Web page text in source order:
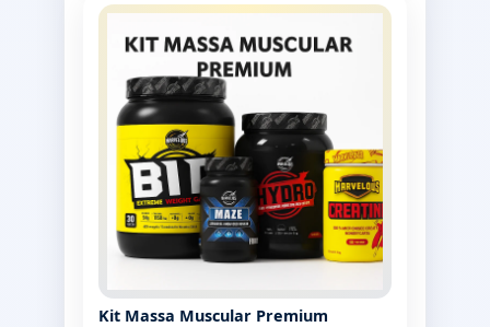
Kit Massa Muscular Premium